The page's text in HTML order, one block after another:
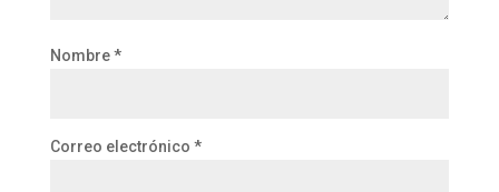
Nombre*
Correo electrónico *